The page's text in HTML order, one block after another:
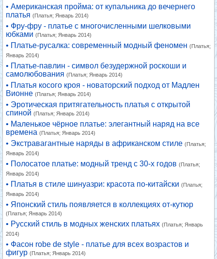
• Американская пройма: от купальника до вечернего
платья (Платья; Январь 2014)
• Фру-фру - платье с многочисленными шелковыми
юбками (Платья; Январь 2014)
• Платье-русалка: современный модный феномен (Платья;
Январь 2014)
• Платье-павлин - символ безудержной роскоши и
самолюбования (Платья; Январь 2014)
• Платья косого кроя - новаторский подход от Мадлен
Вионне (Платья; Январь 2014)
• Эротическая притягательность платья с открытой
спиной (Платья; Январь 2014)
• Маленькое чёрное платье: элегантный наряд на все
времена (Платья; Январь 2014)
• Экстравагантные наряды в африканском стиле (Платья;
Январь 2014)
• Полосатое платье: модный тренд с 30-х годов (Платья;
Январь 2014)
• Платья в стиле шинуазри: красота по-китайски (Платья;
Январь 2014)
• Японский стиль появляется в коллекциях от-кутюр
(Платья; Январь 2014)
• Русский стиль в модных женских платьях (Платья; Январь
2014)
• Фасон robe de style - платье для всех возрастов и
фигур (Платья; Январь 2014)